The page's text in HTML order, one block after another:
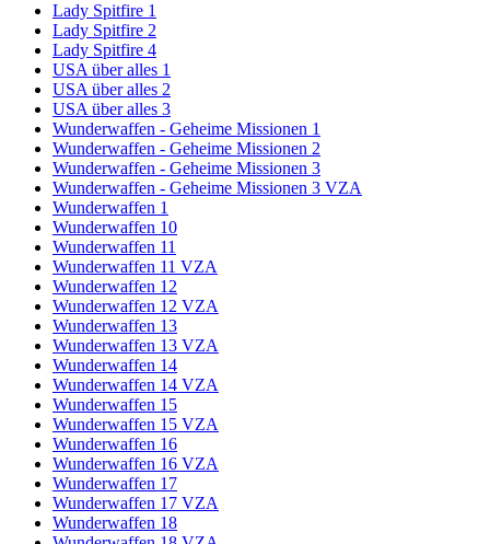
Lady Spitfire 1
Lady Spitfire 2
Lady Spitfire 4
USA über alles 1
USA über alles 2
USA über alles 3
Wunderwaffen - Geheime Missionen 1
Wunderwaffen - Geheime Missionen 2
Wunderwaffen - Geheime Missionen 3
Wunderwaffen - Geheime Missionen 3 VZA
Wunderwaffen 1
Wunderwaffen 10
Wunderwaffen 11
Wunderwaffen 11 VZA
Wunderwaffen 12
Wunderwaffen 12 VZA
Wunderwaffen 13
Wunderwaffen 13 VZA
Wunderwaffen 14
Wunderwaffen 14 VZA
Wunderwaffen 15
Wunderwaffen 15 VZA
Wunderwaffen 16
Wunderwaffen 16 VZA
Wunderwaffen 17
Wunderwaffen 17 VZA
Wunderwaffen 18